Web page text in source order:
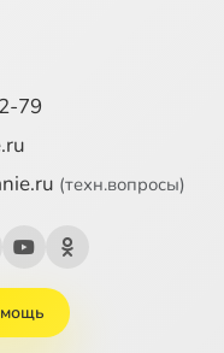
79
(техн.вопросы)